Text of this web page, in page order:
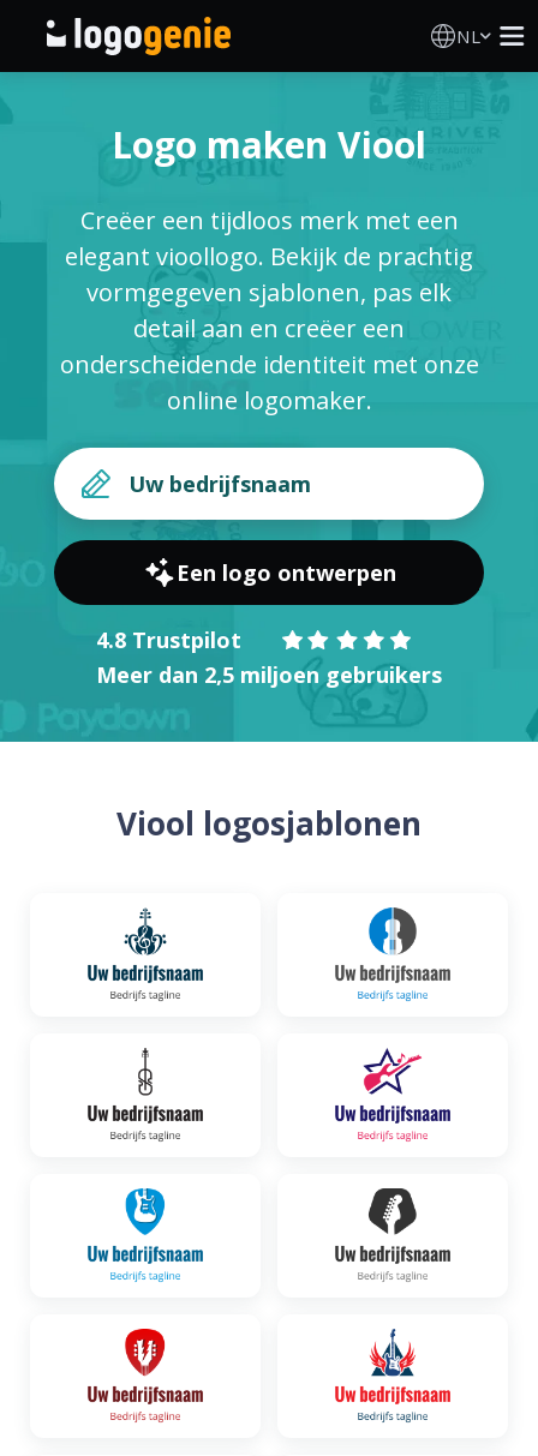
NL
AI logogenerator
Logo-ideeën
Gedrukte producten
Over
INLOGGEN
Logo maken Viool
Creëer een tijdloos merk met een
elegant vioollogo. Bekijk de prachtig
vormgegeven sjablonen, pas elk
detail aan en creëer een
onderscheidende identiteit met onze
online logomaker.
Een logo ontwerpen
4.8 Trustpilot
Meer dan 2,5 miljoen gebruikers
Viool logosjablonen